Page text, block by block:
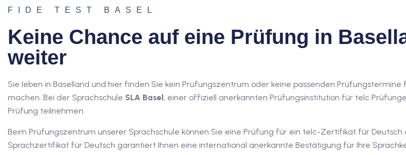
FIDE TEST BASEL
Keine Chance auf eine Prüfung in
weiter
Sie leben in Baselland und hier finden Sie kein Prüfungszentrum oder keine passenden
machen. Bei der Sprachschule SLA Basel, einer offiziell anerkannten Prüfungsinstitution für telc
Prüfung teilnehmen.
Beim Prüfungszentrum unserer Sprachschule können Sie eine Prüfung für ein telc-Zertifikat für Deutsch
Sprachzertifikat für Deutsch garantiert Ihnen eine international anerkannte Bestätigung für Ihre